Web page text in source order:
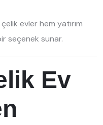
evler hem yatırım
seçenek sunar.
Ev